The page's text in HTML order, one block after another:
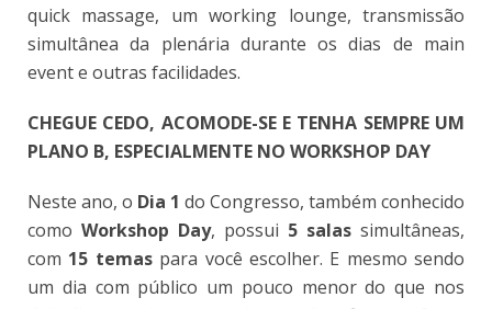
quick massage, um working lounge, transmissão
simultânea da plenária durante os dias de main
event e outras facilidades.
CHEGUE CEDO, ACOMODE-SE E TENHA SEMPRE UM
PLANO B, ESPECIALMENTE NO WORKSHOP DAY
Neste ano, o Dia 1 do Congresso, também conhecido
como Workshop Day, possui 5 salas simultâneas,
com 15 temaspara você escolher. E mesmo sendo
um dia com público um pouco menor do que nos